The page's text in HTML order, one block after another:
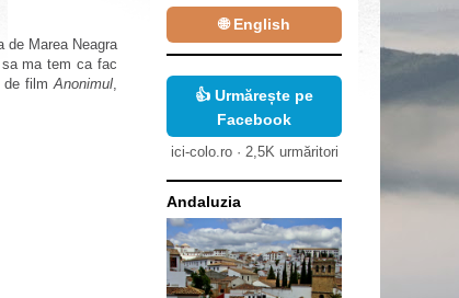
de Marea Neagra
ma tem ca fac
film Anonimul
🌐 English
👍 Urmărește pe
Facebook
ici-colo.ro · 2,5K urmăritori
Andaluzia